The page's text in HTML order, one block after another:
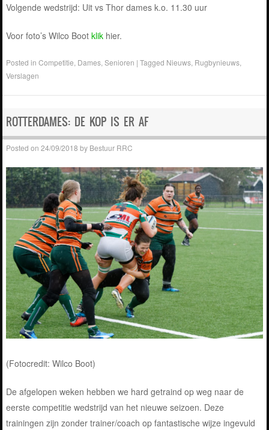
Volgende wedstrijd: Uit vs Thor dames k.o. 11.30 uur
Voor foto’s Wilco Bootklik hier.
Posted inCompetitie Dames ,Senioren |Tagged Nieuws Rugbynieuws
Verslagen
ROTTERDAMES: DE KOP IS ER AF
Posted on24/09/2018 by Bestuur RRC
(Fotocredit: Wilco Boot)
De afgelopen weken hebben we hard getraind op weg naar de
eerste competitie wedstrijd van het nieuwe seizoen. Deze
trainingen zijn zonder trainer/coach op fantastische wijze ingevuld